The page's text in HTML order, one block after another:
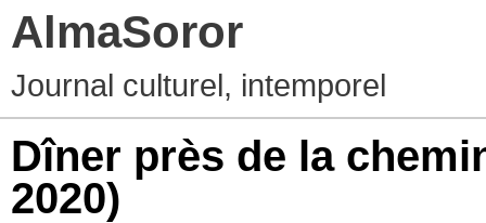
AlmaSoror
Journal culturel, intemporel
Dîner près de la
2020)